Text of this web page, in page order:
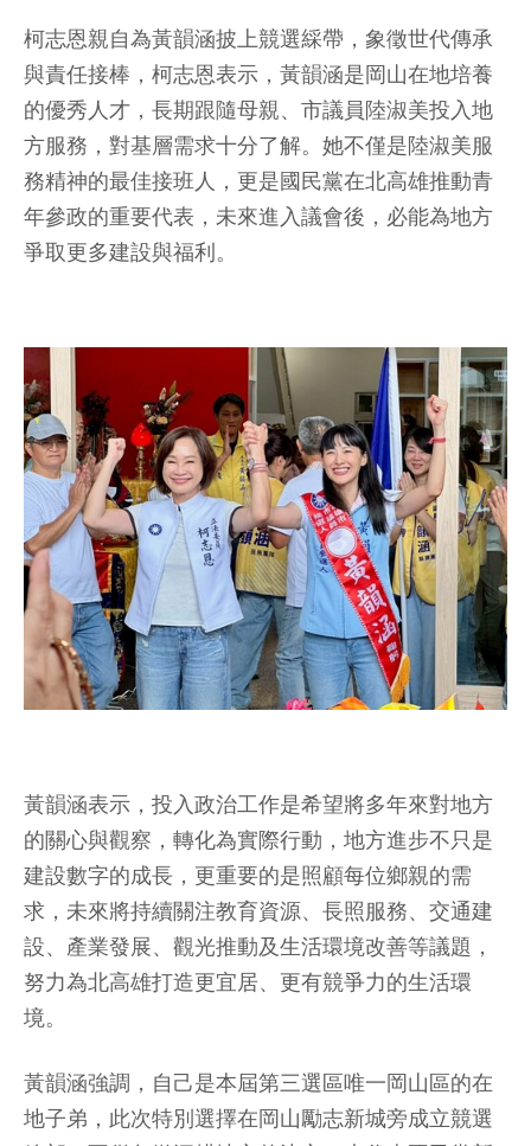
柯志恩親自為黃韻涵披上競選綵帶，象徵世代傳承
與責任接棒，柯志恩表示，黃韻涵是岡山在地培養
的優秀人才，長期跟隨母親、市議員陸淑美投入地
方服務，對基層需求十分了解。她不僅是陸淑美服
務精神的最佳接班人，更是國民黨在北高雄推動青
年參政的重要代表，未來進入議會後，必能為地方
爭取更多建設與福利。
黃韻涵表示，投入政治工作是希望將多年來對地方
的關心與觀察，轉化為實際行動，地方進步不只是
建設數字的成長，更重要的是照顧每位鄉親的需
求，未來將持續關注教育資源、長照服務、交通建
設、產業發展、觀光推動及生活環境改善等議題，
努力為北高雄打造更宜居、更有競爭力的生活環
境。
黃韻涵強調，自己是本屆第三選區唯一岡山區的在
地子弟，此次特別選擇在岡山勵志新城旁成立競選